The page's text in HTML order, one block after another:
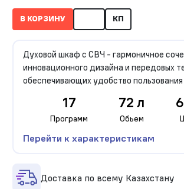
В КОРЗИНУ КП
Духовой шкаф с СВЧ - гармоничное
инновационного дизайна и передовых
обеспечивающих удобство
17
Программ
72 л
Обьем
Перейти к характеристикам
Доставка по всему Казахстану